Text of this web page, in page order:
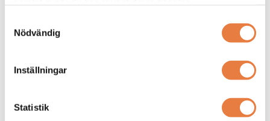
Nödvändig
Inställningar
Statistik